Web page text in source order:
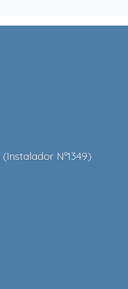
(Instalador Nº1349)